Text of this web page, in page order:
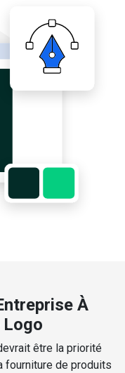
À
être la priorité
fourniture de produits